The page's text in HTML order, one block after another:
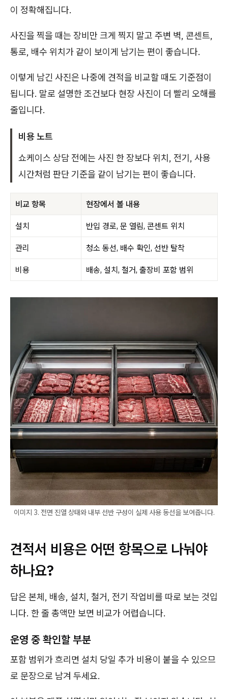
이 정확해집니다.
사진을 찍을 때는 장비만 크게 찍지 말고 주변 벽, 콘센트,
통로, 배수 위치가 같이 보이게 남기는 편이 좋습니다.
이렇게 남긴 사진은 나중에 견적을 비교할 때도 기준점이
됩니다. 말로 설명한 조건보다 현장 사진이 더 빨리 오해를
줄입니다.
비용 노트
쇼케이스 상담 전에는 사진 한 장보다 위치, 전기, 사용
시간처럼 판단 기준을 같이 남기는 편이 좋습니다.
비교 항목 현장에서 볼 내용
설치 반입 경로, 문 열림, 콘센트 위치
관리 청소 동선, 배수 확인, 선반 탈착
비용 배송, 설치, 철거, 출장비 포함 범위
이미지 3. 전면 진열 상태와 내부 선반 구성이 실제 사용 동선을 보여줍니다.
견적서 비용은 어떤 항목으로 나눠야
하나요?
답은 본체, 배송, 설치, 철거, 전기 작업비를 따로 보는 것입
니다. 한 줄 총액만 보면 비교가 어렵습니다.
운영 중 확인할 부분
포함 범위가 흐리면 설치 당일 추가 비용이 붙을 수 있으므
로 문장으로 남겨 두세요.